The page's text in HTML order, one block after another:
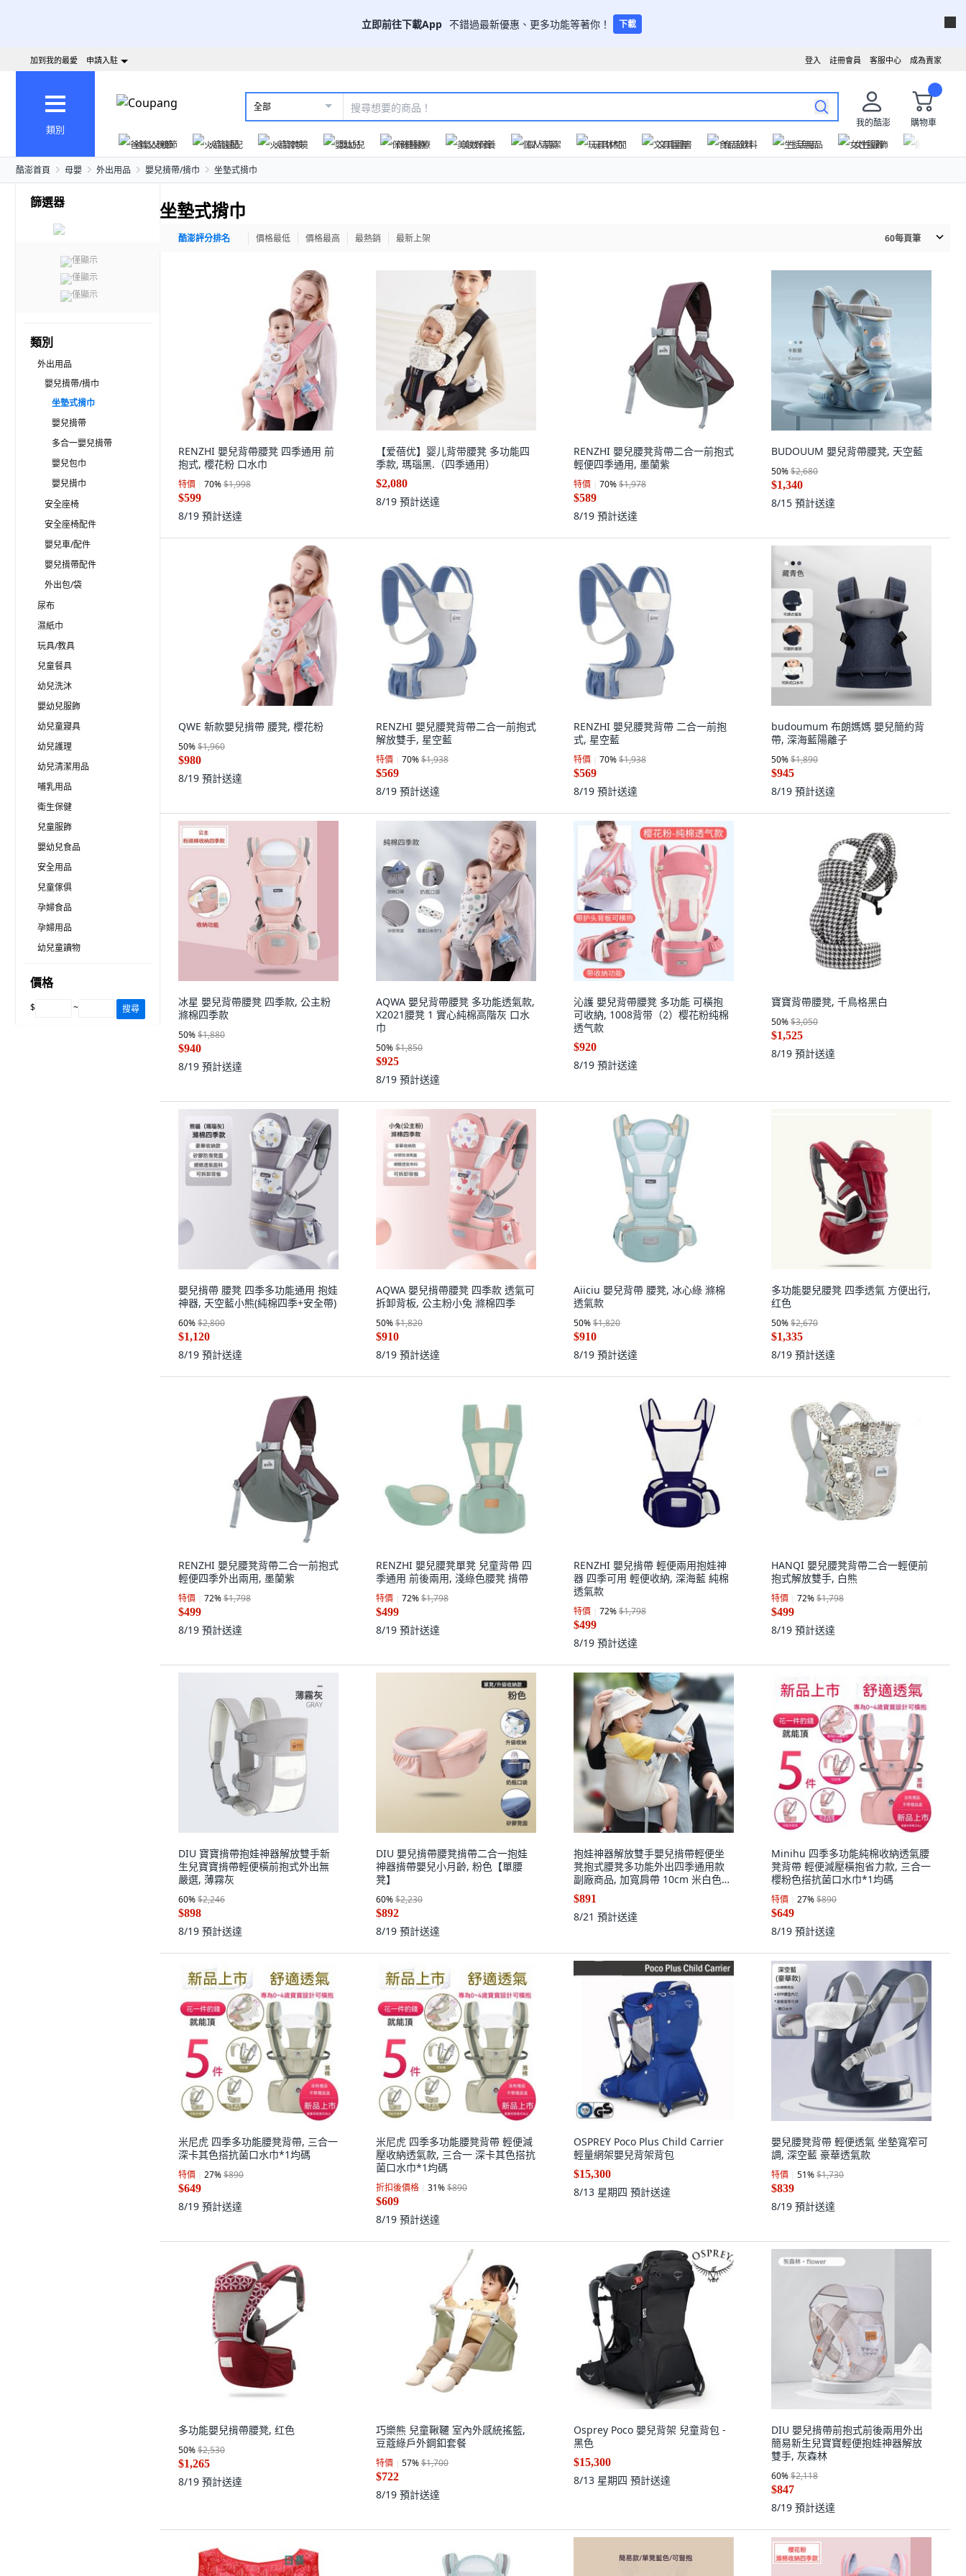
立即前往下載App 不錯過最新優惠、更多功能等著你！ 下載
成為賣家
客服中心
註冊會員
登入
加到我的最愛 申請入駐
類別
全部
我的酷澎
購物車
爸氣父親節
火箭速配 火箭跨境 嬰幼兒 保健醫療 美妝保養 個人清潔 玩具休閒 文具圖書 食品飲料 生活用品 女性服飾
酷澎首頁 母嬰 外出用品 嬰兒揹帶/揹巾 坐墊式揹巾
篩選器
僅顯示
僅顯示
僅顯示
類別
外出用品
嬰兒揹帶/揹巾
坐墊式揹巾
嬰兒揹帶
多合一嬰兒揹帶
嬰兒包巾
嬰兒揹巾
安全座椅
安全座椅配件
嬰兒車/配件
嬰兒揹帶配件
外出包/袋
尿布
濕紙巾
玩具/教具
兒童餐具
幼兒洗沐
嬰幼兒服飾
幼兒童寢具
幼兒護理
幼兒清潔用品
哺乳用品
衛生保健
兒童服飾
嬰幼兒食品
安全用品
兒童傢俱
孕婦食品
孕婦用品
幼兒童讀物
價格
$ ~ 搜尋
坐墊式揹巾
酷澎評分排名 價格最低 價格最高 最熱銷 最新上架 60每頁筆
RENZHI 嬰兒背帶腰凳 四季通用 前
抱式, 櫻花粉 口水巾
特價 70%$1,998
$599
8/19 預計送達
【爱蓓优】婴儿背带腰凳 多功能四
季款, 瑪瑙黑.（四季通用）
$2,080
8/19 預計送達
RENZHI 嬰兒腰凳背帶二合一前抱式
輕便四季通用, 墨蘭紫
特價 70%$1,978
$589
8/19 預計送達
BUDOUUM 嬰兒背帶腰凳, 天空藍
50%$2,680
$1,340
8/15 預計送達
QWE 新款嬰兒揹帶 腰凳, 櫻花粉
50%$1,960
$980
8/19 預計送達
RENZHI 嬰兒腰凳背帶二合一前抱式
解放雙手, 星空藍
特價 70%$1,938
$569
8/19 預計送達
RENZHI 嬰兒腰凳背帶 二合一前抱
式, 星空藍
特價 70%$1,938
$569
8/19 預計送達
budoumum 布朗媽媽 嬰兒簡約背
帶, 深海藍陽離子
50%$1,890
$945
8/19 預計送達
冰星 嬰兒背帶腰凳 四季款, 公主粉
滌棉四季款
50%$1,880
$940
8/19 預計送達
AQWA 嬰兒背帶腰凳 多功能透氣款,
X2021腰凳 1 實心純棉高階灰 口水
巾
50%$1,850
$925
8/19 預計送達
沁護 嬰兒背帶腰凳 多功能 可橫抱
可收納, 1008背带（2）樱花粉纯棉
透气款
$920
8/19 預計送達
寶寶背帶腰凳, 千鳥格黑白
50%$3,050
$1,525
8/19 預計送達
嬰兒揹帶 腰凳 四季多功能通用 抱娃
神器, 天空藍小熊(純棉四季+安全帶)
60%$2,800
$1,120
8/19 預計送達
AQWA 嬰兒揹帶腰凳 四季款 透氣可
拆卸背板, 公主粉小兔 滌棉四季
50%$1,820
$910
8/19 預計送達
Aiiciu 嬰兒背帶 腰凳, 冰心綠 滌棉
透氣款
50%$1,820
$910
8/19 預計送達
多功能嬰兒腰凳 四季透氣 方便出行,
红色
50%$2,670
$1,335
8/19 預計送達
RENZHI 嬰兒腰凳背帶二合一前抱式
輕便四季外出兩用, 墨蘭紫
特價 72%$1,798
$499
8/19 預計送達
RENZHI 嬰兒腰凳單凳 兒童背帶 四
季通用 前後兩用, 淺綠色腰凳 揹帶
特價 72%$1,798
$499
8/19 預計送達
RENZHI 嬰兒揹帶 輕便兩用抱娃神
器 四季可用 輕便收納, 深海藍 純棉
透氣款
特價 72%$1,798
$499
8/19 預計送達
HANQI 嬰兒腰凳背帶二合一輕便前
抱式解放雙手, 白熊
特價 72%$1,798
$499
8/19 預計送達
DIU 寶寶揹帶抱娃神器解放雙手新
生兒寶寶揹帶輕便橫前抱式外出無
嚴選, 薄霧灰
60%$2,246
$898
8/19 預計送達
DIU 嬰兒揹帶腰凳揹帶二合一抱娃
神器揹帶嬰兒小月齡, 粉色【單腰
凳】
60%$2,230
$892
8/19 預計送達
抱娃神器解放雙手嬰兒揹帶輕便坐
凳抱式腰凳多功能外出四季通用款
副廠商品, 加寬肩帶 10cm 米白色
20%顏色選擇, 加厚抱娃神器
$891
8/21 預計送達
Minihu 四季多功能純棉收納透氣腰
凳背帶 輕便減壓橫抱省力款, 三合一
櫻粉色搭抗菌口水巾*1均碼
特價 27%$890
$649
8/19 預計送達
米尼虎 四季多功能腰凳背帶, 三合一
深卡其色搭抗菌口水巾*1均碼
特價 27%$890
$649
8/19 預計送達
米尼虎 四季多功能腰凳背帶 輕便減
壓收納透氣款, 三合一 深卡其色搭抗
菌口水巾*1均碼
折扣後價格 31%$890
$609
8/19 預計送達
OSPREY Poco Plus Child Carrier
輕量網架嬰兒背架背包
$15,300
8/13 星期四 預計送達
嬰兒腰凳背帶 輕便透氣 坐墊寬窄可
調, 深空藍 豪華透氣款
特價 51%$1,730
$839
8/19 預計送達
多功能嬰兒揹帶腰凳, 红色
50%$2,530
$1,265
8/19 預計送達
巧樂熊 兒童鞦韆 室內外感統搖籃,
豆蔻綠戶外鋼釦套餐
特價 57%$1,700
$722
8/19 預計送達
Osprey Poco 嬰兒背架 兒童背包 -
黑色
$15,300
8/13 星期四 預計送達
DIU 嬰兒揹帶前抱式前後兩用外出
簡易新生兒寶寶輕便抱娃神器解放
雙手, 灰森林
60%$2,118
$847
8/19 預計送達